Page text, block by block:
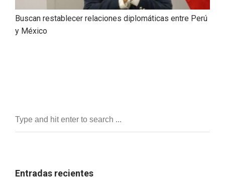
Buscan restablecer relaciones diplomáticas entre Perú
y México
Entradas recientes